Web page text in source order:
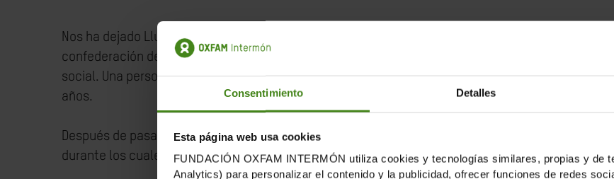
Consentimiento Detalles
Esta página web usa cookies
FUNDACIÓN OXFAM INTERMÓN utiliza cookies y tecnologías similares, propias y de
Analytics) para personalizar el contenido y la publicidad, ofrecer funciones de redes
Nos ha dejado Lluís Magriñá,
, antes de que
confederación de Oxfam. Nos deja una persona generosa, de enorme bondad, calidad humana y
social. Una persona tenaz, optimista, con gran capacidad de escucha, creatividad y que ha
años.
Después de pasar cinco años en Chad durante los años más duros del conflicto en los 70, Lluís
durante los cuales la organización creció, se profesionalizó y ganó en capacidad de impacto y